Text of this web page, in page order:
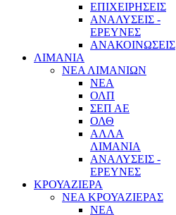
ΕΠΙΧΕΙΡΗΣΕΙΣ
ΑΝΑΛΥΣΕΙΣ -
ΕΡΕΥΝΕΣ
ΑΝΑΚΟΙΝΩΣΕΙΣ
ΛΙΜΑΝΙΑ
ΝΕΑ ΛΙΜΑΝΙΩΝ
ΝΕΑ
ΟΛΠ
ΣΕΠ ΑΕ
ΟΛΘ
ΑΛΛΑ
ΛΙΜΑΝΙΑ
ΑΝΑΛΥΣΕΙΣ -
ΕΡΕΥΝΕΣ
ΚΡΟΥΑΖΙΕΡΑ
ΝΕΑ ΚΡΟΥΑΖΙΕΡΑΣ
NEA